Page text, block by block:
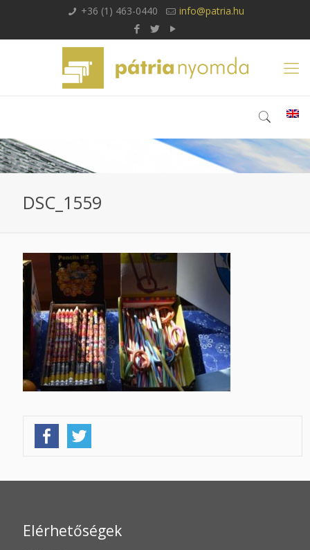
+36 (1) 463-0440 info@patria.hu
DSC_1559
Elérhetőségek